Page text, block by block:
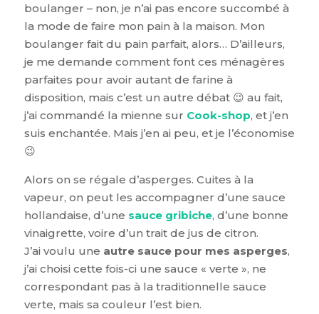
boulanger – non, je n’ai pas encore succombé à
la mode de faire mon pain à la maison. Mon
boulanger fait du pain parfait, alors… D’ailleurs,
je me demande comment font ces ménagères
parfaites pour avoir autant de farine à
disposition, mais c’est un autre débat 😉 au fait,
j’ai commandé la mienne sur Cook-shop, et j’en
suis enchantée. Mais j’en ai peu, et je l’économise
😉
Alors on se régale d’asperges. Cuites à la
vapeur, on peut les accompagner d’une sauce
hollandaise, d’une sauce gribiche, d’une bonne
vinaigrette, voire d’un trait de jus de citron.
J’ai voulu une autre sauce pour mes asperges,
j’ai choisi cette fois-ci une sauce « verte », ne
correspondant pas à la traditionnelle sauce
verte, mais sa couleur l’est bien.